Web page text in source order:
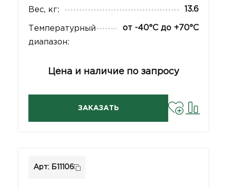
Вес, кг: 13.6
Температурный
диапазон:
от -40°С до +70°С
Цена и наличие по запросу
ЗАКАЗАТЬ
Арт: Б11106